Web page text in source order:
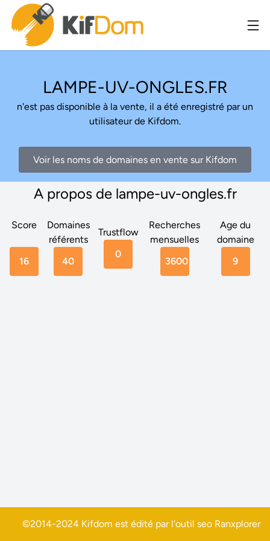
LAMPE-UV-ONGLES.FR
n'est pas disponible à la vente, il a été enregistré par un
utilisateur de Kifdom.
Voir les noms de domaines en vente sur Kifdom
A propos de lampe-uv-ongles.fr
Score
16
Domaines
référents
40
Trustflow
0
Recherches
mensuelles
3600
Age du
domaine
9
©2014-2024 Kifdom est édité par l'outil seo Ranxplorer